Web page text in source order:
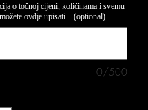
o točnoj cijeni, količinama i svemu
ovdje upisati... (optional)
0/500